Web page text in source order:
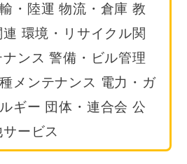
・陸運 物流・倉庫 教
環境・リサイクル関
ンス 警備・ビル管理
メンテナンス 電力・ガ
ギー 団体・連合会 公
ービス